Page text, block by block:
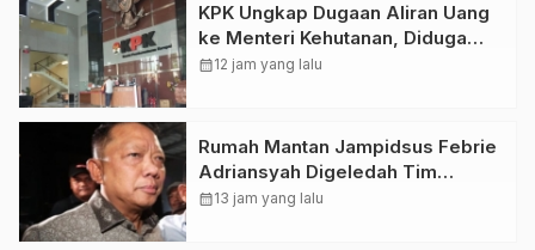
KPK Ungkap Dugaan Aliran Uang
ke Menteri Kehutanan, Diduga
Terkait Pelepasan Kawasan Hutan
calendar_month12 jam yang lalu
Rumah Mantan Jampidsus Febrie
Adriansyah Digeledah Tim
Penyidik Kejaksaan Agung,
calendar_month13 jam yang lalu